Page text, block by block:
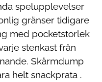
spelupplevelser
gränser tidigare
med pocketstorlek
stenkast från
Skärmdump
helt snackprata .